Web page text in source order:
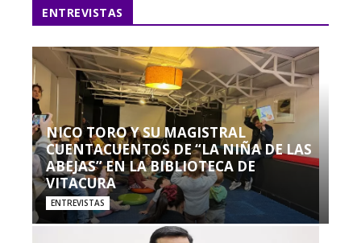
ENTREVISTAS
NICO TORO Y SU MAGISTRAL
CUENTACUENTOS DE “LA NIÑA DE LAS
ABEJAS” EN LA BIBLIOTECA DE
VITACURA
ENTREVISTAS